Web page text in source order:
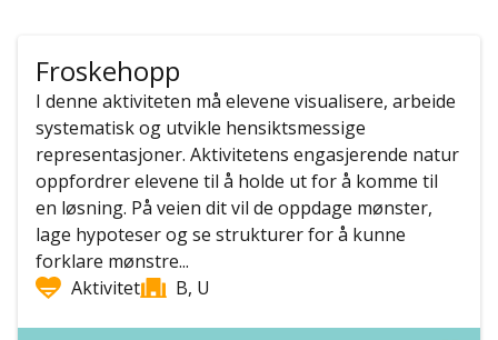
Froskehopp
I denne aktiviteten må elevene visualisere, arbeide
systematisk og utvikle hensiktsmessige
representasjoner. Aktivitetens engasjerende natur
oppfordrer elevene til å holde ut for å komme til
en løsning. På veien dit vil de oppdage mønster,
lage hypoteser og se strukturer for å kunne
forklare mønstre...
Aktivitet
B, U